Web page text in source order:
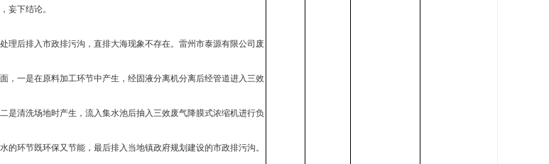
妄下结论。
处理后排入市政排污沟，直排大海现象不存在。雷州市泰源有限公司废
，一是在原料加工环节中产生，经固液分离机分离后经管道进入三效
是清洗场地时产生，流入集水池后抽入三效废气降膜式浓缩机进行负
的环节既环保又节能，最后排入当地镇政府规划建设的市政排污沟。